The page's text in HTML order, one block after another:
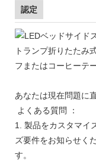
認定
あなたは現在問題に
よくある質問 ：
1. 製品をカスタマイ
ズ要件をお知らせく
す。